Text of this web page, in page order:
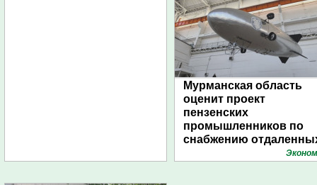
Мурманская область
оценит проект
пензенских
промышленников по
снабжению
поселений с помощью